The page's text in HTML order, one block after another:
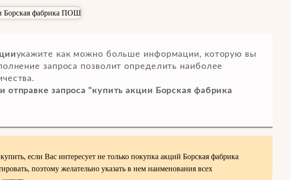
укажите как можно больше информации, которую вы
запроса позволит определить наиболее
отправке запроса "купить акции Борская фабрика
если Вас интересует не только покупка акций Борская фабрика
поэтому желательно указать в нем наименования всех